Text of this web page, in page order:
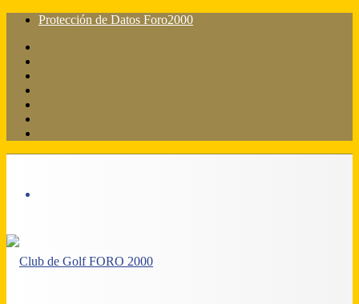
Protección de Datos Foro2000